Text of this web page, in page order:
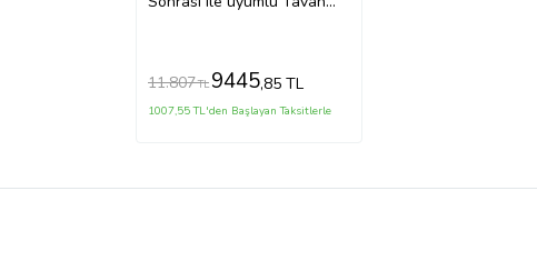
11.807TL 9445,85 TL
1007,55 TL'den Başlayan Taksitlerle